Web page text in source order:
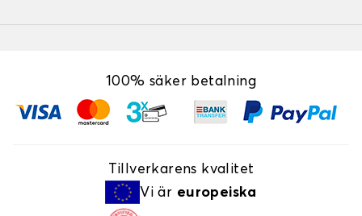
100% säker betalning
Tillverkarens kvalitet
Vi är europeiska